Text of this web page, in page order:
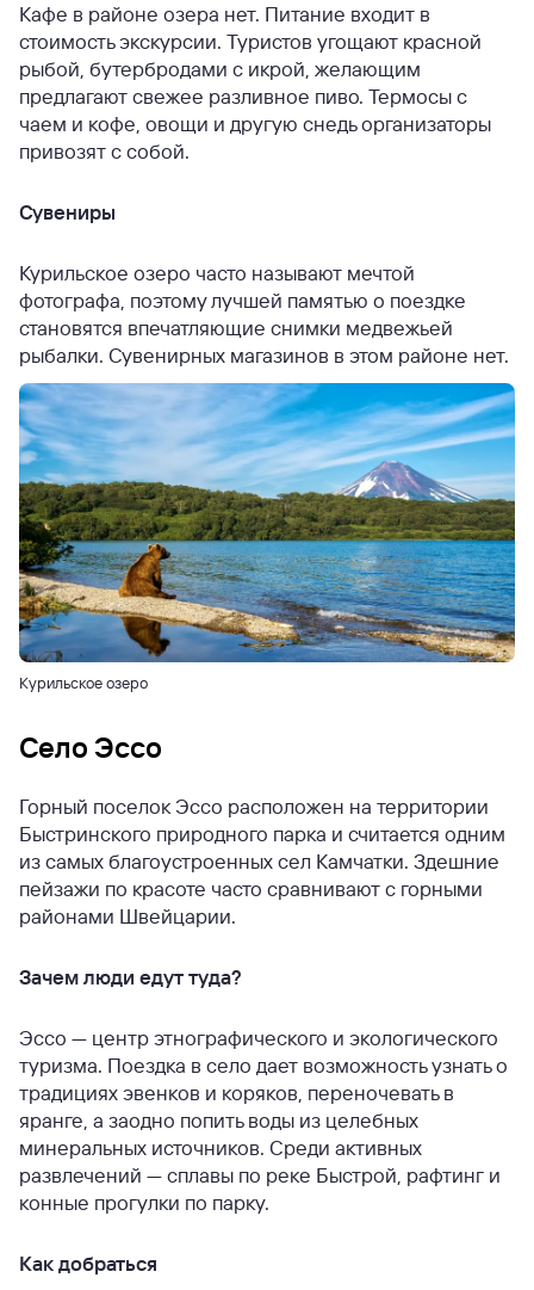
Кафе в районе озера нет. Питание входит в
стоимость экскурсии. Туристов угощают красной
рыбой, бутербродами с икрой, желающим
предлагают свежее разливное пиво. Термосы с
чаем и кофе, овощи и другую снедь организаторы
привозят с собой.
Сувениры
Курильское озеро часто называют мечтой
фотографа, поэтому лучшей памятью о поездке
становятся впечатляющие снимки медвежьей
рыбалки. Сувенирных магазинов в этом районе нет.
Курильское озеро
Село Эссо
Горный поселок Эссо расположен на территории
Быстринского природного парка и считается одним
из самых благоустроенных сел Камчатки. Здешние
пейзажи по красоте часто сравнивают с горными
районами Швейцарии.
Зачем люди едут туда?
Эссо — центр этнографического и экологического
туризма. Поездка в село дает возможность узнать о
традициях эвенков и коряков, переночевать в
яранге, а заодно попить воды из целебных
минеральных источников. Среди активных
развлечений — сплавы по реке Быстрой, рафтинг и
конные прогулки по парку.
Как добраться